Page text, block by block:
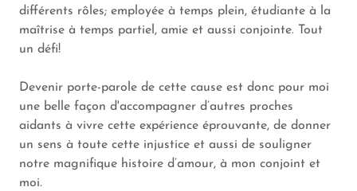
différents rôles; employée à temps plein, étudiante à la
maîtrise à temps partiel, amie et aussi conjointe. Tout
un défi!
Devenir porte-parole de cette cause est donc pour moi
une belle façon d'accompagner d’autres proches
aidants à vivre cette expérience éprouvante, de donner
un sens à toute cette injustice et aussi de souligner
notre magnifique histoire d’amour, à mon conjoint et
moi.